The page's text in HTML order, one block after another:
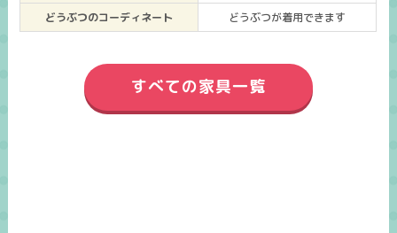
どうぶつのコーディネート どうぶつが着用できます
すべての家具一覧